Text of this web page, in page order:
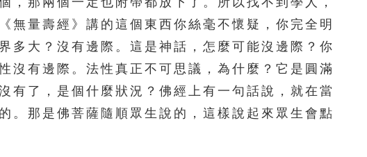
236 237 238 239 240
無量壽經》講的這個東西你絲毫不懷疑，你完全明
多大？沒有邊際。這是神話，怎麼可能沒邊際？你
沒有邊際。法性真正不可思議，為什麼？它是圓滿
有了，是個什麼狀況？佛經上有一句話說，就在當
。那是佛菩薩隨順眾生說的，這樣說起來眾生會點